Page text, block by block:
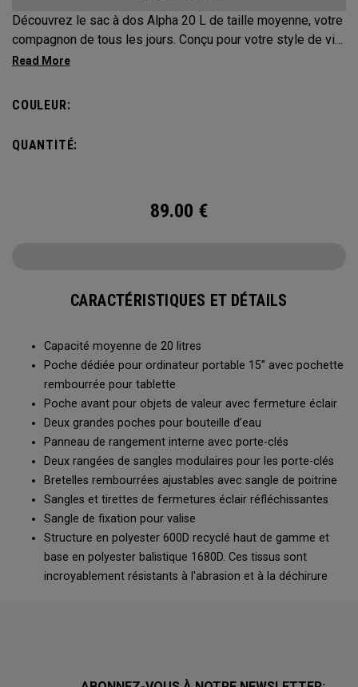
Découvrez le sac à dos Alpha 20 L de taille moyenne, votre
compagnon de tous les jours. Conçu pour votre style de vie
actif, ce sac est suffisamment spacieux pour accueillir vos
ne pas vous alourdir. Doté d’une poche intérieure pour
prêt à affronter tout ce que la vie vous réserve.
COULEUR:
QUANTITÉ:
89.00 €
CARACTÉRISTIQUES ET DÉTAILS
Capacité moyenne de 20 litres
Poche dédiée pour ordinateur portable 15” avec pochette
rembourrée pour tablette
Poche avant pour objets de valeur avec fermeture éclair
Deux grandes poches pour bouteille d’eau
Panneau de rangement interne avec porte-clés
Deux rangées de sangles modulaires pour les porte-clés
Bretelles rembourrées ajustables avec sangle de poitrine
Sangles et tirettes de fermetures éclair réfléchissantes
Sangle de fixation pour valise
Structure en polyester 600D recyclé haut de gamme et
base en polyester balistique 1680D. Ces tissus sont
incroyablement résistants à l'abrasion et à la déchirure